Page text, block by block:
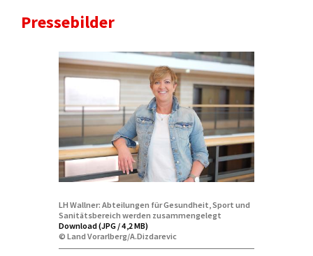
Pressebilder
LH Wallner: Abteilungen für Gesundheit, Sport und
Sanitätsbereich werden zusammengelegt
Download (JPG / 4,2 MB)
© Land Vorarlberg/A.Dizdarevic